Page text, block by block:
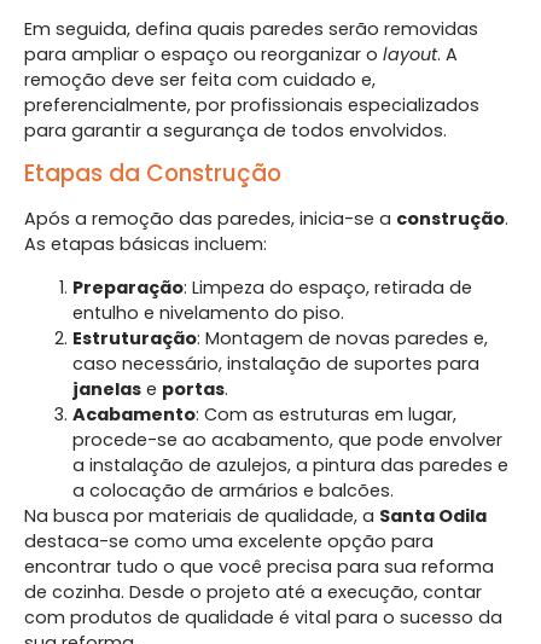
Em seguida, defina quais paredes serão removidas
para ampliar o espaço ou reorganizar o layout. A
remoção deve ser feita com cuidado e,
preferencialmente, por profissionais especializados
para garantir a segurança de todos envolvidos.
Etapas da Construção
Após a remoção das paredes, inicia-se a construção.
As etapas básicas incluem:
Preparação: Limpeza do espaço, retirada de
entulho e nivelamento do piso.
Estruturação: Montagem de novas paredes e,
caso necessário, instalação de suportes para
janelas e portas.
Acabamento: Com as estruturas em lugar,
procede-se ao acabamento, que pode envolver
a instalação de azulejos, a pintura das paredes e
a colocação de armários e balcões.
Na busca por materiais de qualidade, a Santa Odila
destaca-se como uma excelente opção para
encontrar tudo o que você precisa para sua reforma
de cozinha. Desde o projeto até a execução, contar
com produtos de qualidade é vital para o sucesso da